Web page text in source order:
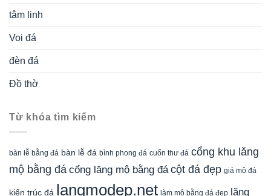
tâm linh
Voi đá
đèn đá
Đồ thờ
Từ khóa tìm kiếm
bàn lễ bằng đá bàn lễ đá bình phong đá cuốn thư đá cổng khu lăng
mộ bằng đá cổng lăng mộ bằng đá cột đá đẹp giá mộ đá
kiến trúc đá langmodep.net làm mộ bằng đá đẹp lăng